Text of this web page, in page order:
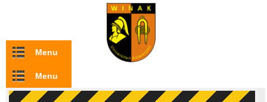
Overslaan en naar de inhoud gaan
Menu
Menu